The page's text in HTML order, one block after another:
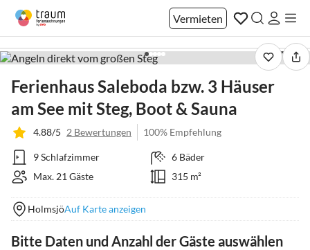
Vermieten
1 / 21
Ferienhaus Saleboda bzw. 3 Häuser
am See mit Steg, Boot & Sauna
4.88/5 2 Bewertungen 100% Empfehlung
9 Schlafzimmer
6 Bäder
Max. 21 Gäste
315 m²
HolmsjöAuf Karte anzeigen
Bitte Daten und Anzahl der Gäste auswählen